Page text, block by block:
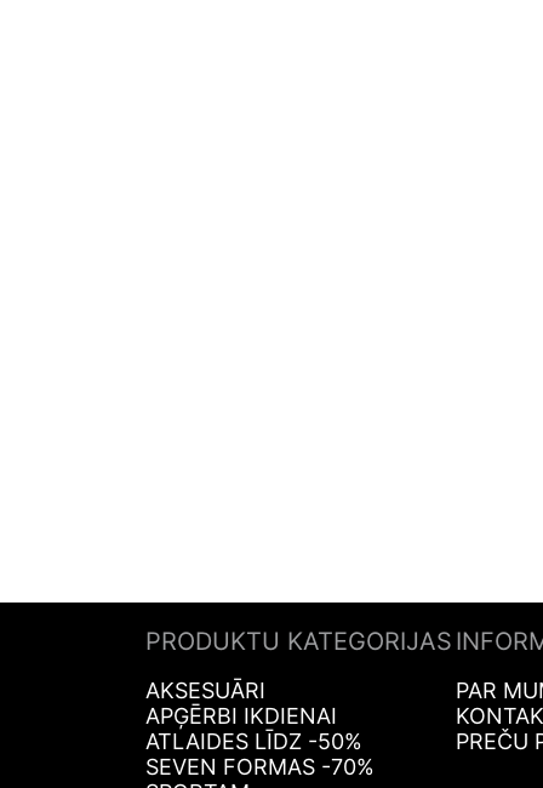
PRODUKTU KATEGORIJAS
AKSESUĀRI
APĢĒRBI IKDIENAI
ATLAIDES LĪDZ -50%
SEVEN FORMAS -70%
PAR
PREČU